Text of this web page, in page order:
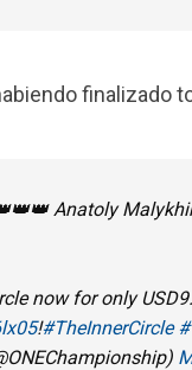
finalizado
Anatoly
now for only
!#TheInnerCircle